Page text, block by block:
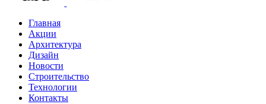
Главная
Акции
Архитектура
Дизайн
Новости
Строительство
Технологии
Контакты